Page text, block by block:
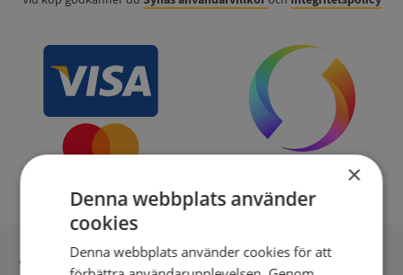
Inga kopior till omfrågad
×
Denna webbplats använder
cookies
Denna webbplats använder cookies för att